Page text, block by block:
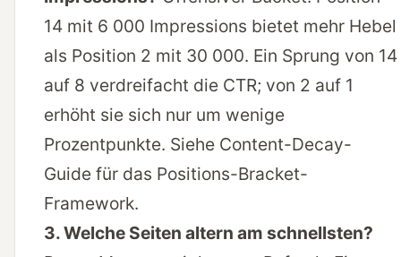
14 mit 6 000 Impressions bietet mehr Hebel
als Position 2 mit 30 000. Ein Sprung von 14
auf 8 verdreifacht die CTR; von 2 auf 1
erhöht sie sich nur um wenige
Prozentpunkte. Siehe Content-Decay-
Guide für das Positions-Bracket-
Framework.
3. Welche Seiten altern am schnellsten?